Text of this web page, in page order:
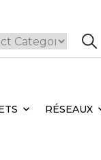
RÉSEAUX